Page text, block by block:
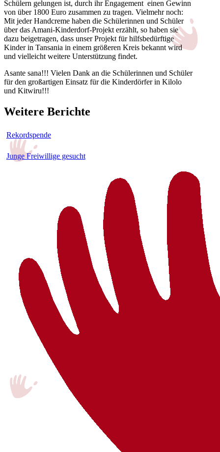
Schülern gelungen ist, durch ihr Engagement einen Gewinn
von über 1800 Euro zusammen zu tragen. Vielmehr noch:
Mit jeder Handcreme haben die Schülerinnen und Schüler
über das Amani-Kinderdorf-Projekt erzählt, so haben sie
dazu beigetragen, dass unser Projekt für hilfsbedürftige
Kinder in Tansania in einem größeren Kreis bekannt wird
und vielleicht weitere Unterstützung findet.
Asante sana!!! Vielen Dank an die Schülerinnen und Schüler
für den großartigen Einsatz für die Kinderdörfer in Kilolo
und Kitwiru!!!
Weitere Berichte
Rekordspende
Junge Freiwillige gesucht